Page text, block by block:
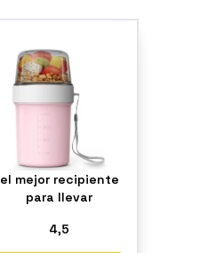
el mejor recipiente
para llevar
4,5